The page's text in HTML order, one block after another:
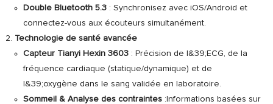
Double Bluetooth 5.3 : Synchronisez avec iOS/Android et
connectez-vous aux écouteurs simultanément.
Technologie de santé avancée
Capteur Tianyi Hexin 3603 : Précision de l&39;ECG, de la
fréquence cardiaque (statique/dynamique) et de
l&39;oxygène dans le sang validée en laboratoire.
Sommeil & Analyse des contraintes :Informations basées sur